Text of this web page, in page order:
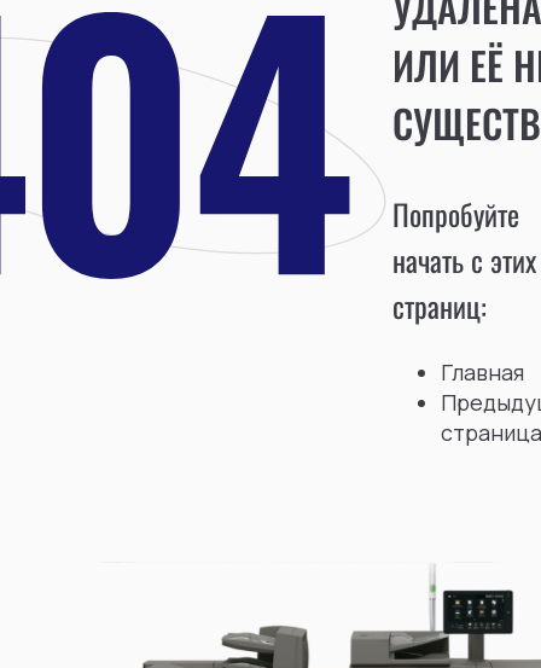
ИЛИ ЕЁ
Попробуйте
начать с этих
страниц:
Главная
страница